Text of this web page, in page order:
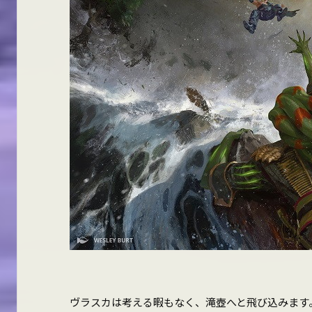
ヴラスカは考える暇もなく、滝壺へと飛び込みます